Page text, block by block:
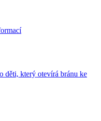
děti, který otevírá bránu ke